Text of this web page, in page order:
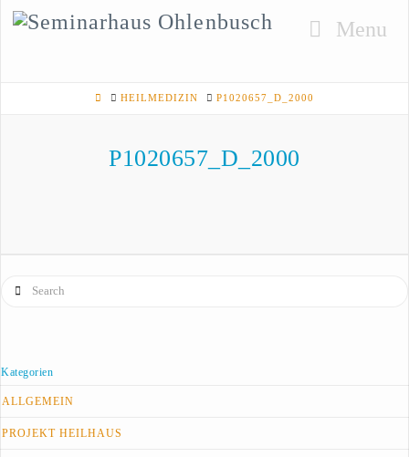
HOMEHEILMEDIZIN P1020657_D_2000
P1020657_D_2000
Search
Kategorien
ALLGEMEIN
PROJEKT HEILHAUS